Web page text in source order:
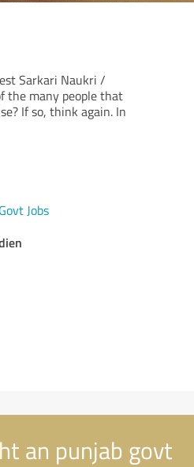
Sarkari Naukri /
the many people that
If so, think again. In
Jobs
an punjab govt